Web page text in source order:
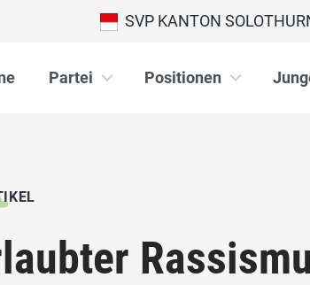
SVP KANTON
Partei Positionen